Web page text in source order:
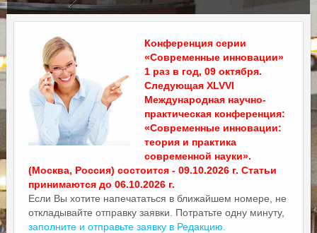
Конференция серии
«Современные инновации»
1 раз в год, 09 октября.
Следующая XLVVI
Международная научно-
практическая конференция:
«Современные инновации:
теория и практика
современной науки».
(Москва, Россия) состоится - 09.10.2026 г. Статьи
принимаются до 06.10.2026 г.
Если Вы хотите напечататься в ближайшем номере, не
откладывайте отправку заявки. Потратьте одну минуту,
заполните и отправьте заявку в Редакцию.